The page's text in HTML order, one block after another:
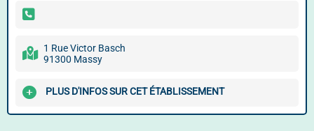
1 Rue Victor Basch
91300 Massy
PLUS D'INFOS SUR CET ÉTABLISSEMENT